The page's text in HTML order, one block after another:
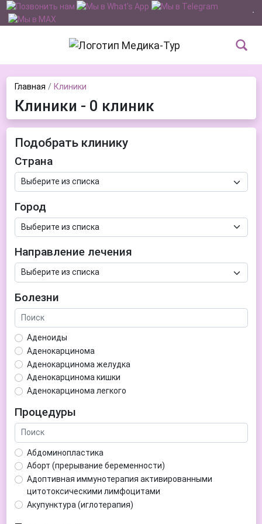
Главная Клиники
Клиники - 0 клиник
Подобрать клинику
Страна
Город
Направление лечения
Болезни
Аденоиды
Аденокарцинома
Аденокарцинома желудка
Аденокарцинома кишки
Аденокарцинома легкого
Аденома гипофиза
Аденома простаты
Аденома щитовидной железы
Аденомиоз
Адентия
Азооспермия
Акне (угри)
Алкоголизм
Процедуры
Абдоминопластика
Аборт (прерывание беременности)
Адоптивная иммунотерапия активированными
цитотоксическими лимфоцитами
Акупунктура (иглотерапия)